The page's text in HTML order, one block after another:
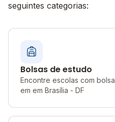
seguintes categorias:
Bolsas de estudo
Encontre escolas com
em em Brasília - DF